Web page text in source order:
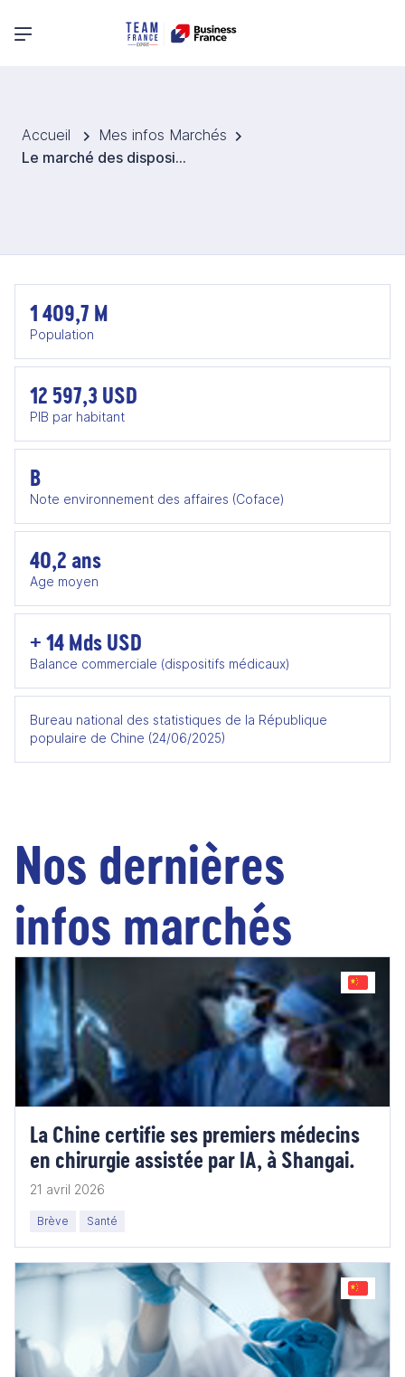
Menu principal
Accueil
Mes infos Marchés
Le marché des dispositifs médicaux en Chine
1 409,7 M
Population
12 597,3 USD
PIB par habitant
B
Note environnement des affaires (Coface)
40,2 ans
Age moyen
+ 14 Mds USD
Balance commerciale (dispositifs médicaux)
Bureau national des statistiques de la République
populaire de Chine (24/06/2025)
Nos dernières
infos marchés
La Chine certifie ses premiers médecins
en chirurgie assistée par IA, à Shangai.
21 avril 2026
Brève Santé